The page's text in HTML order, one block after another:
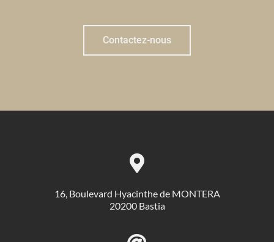
Contactez-nous
16, Boulevard Hyacinthe de MONTERA
20200 Bastia